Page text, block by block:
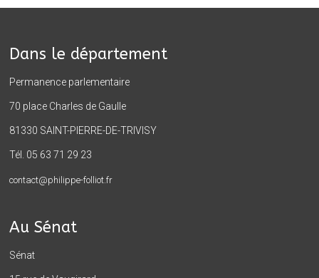
Dans le département
Permanence parlementaire
70 place Charles de Gaulle
81330 SAINT-PIERRE-DE-TRIVISY
Tél. 05 63 71 29 23
contact@philippe-folliot.fr
Au Sénat
Sénat